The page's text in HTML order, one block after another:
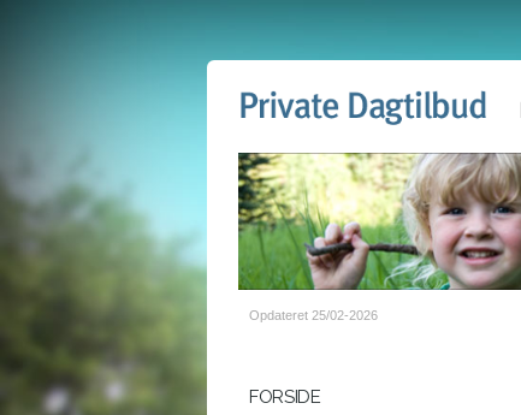
Opdateret 25/02-2026
FORSIDE